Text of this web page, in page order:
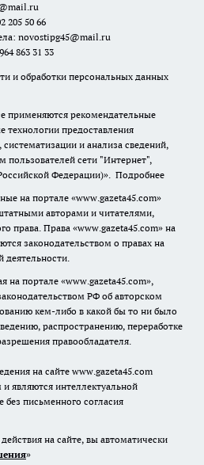
205 50 66
novostipg45@mail.ru
863 31 33
и обработки персональных данных
применяются рекомендательные
предоставления
и анализа сведений,
пользователей сети "Интернет",
Федерации)». Подробнее
на портале «www.gazeta45.com»
авторами и читателями,
права. Права «www.gazeta45.com» на
законодательством о правах на
деятельности.
портале «www.gazeta45.com»,
РФ об авторском
кем-либо в какой бы то ни было
распространению, переработке
правообладателя.
на сайте www.gazeta45.com
являются интеллектуальной
без письменного согласия
на сайте, вы автоматически
»